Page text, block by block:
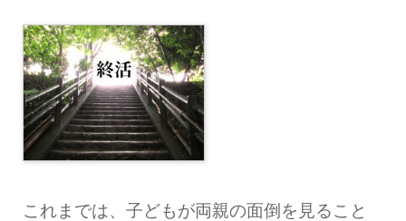
これまでは、子どもが両親の面倒を見ること